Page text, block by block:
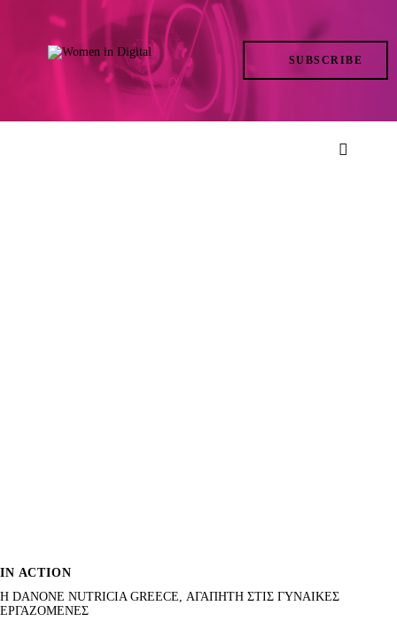
SUBSCRIBE
TRENDS
IN ACTION
H DANONE NUTRICIA GREECE, ΑΓΑΠΗΤΗ ΣΤΙΣ ΓΥΝΑΙΚΕΣ
ΕΡΓΑΖΟΜΕΝΕΣ